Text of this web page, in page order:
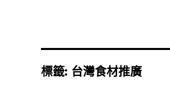
標籤: 台灣食材推廣